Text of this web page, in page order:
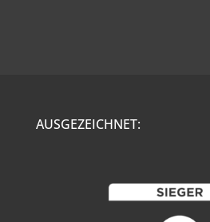
AUSGEZEICHNET: